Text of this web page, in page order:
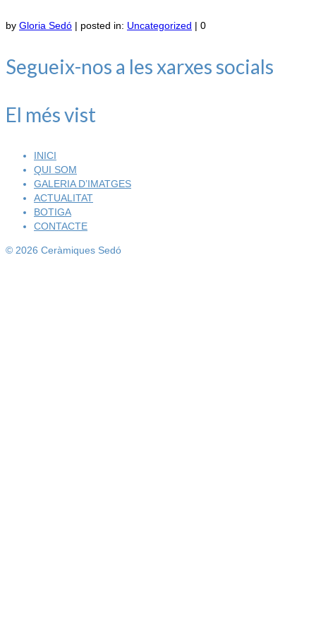
by Gloria Sedó | posted in: Uncategorized | 0
Segueix-nos a les xarxes socials
El més vist
INICI
QUI SOM
GALERIA D’IMATGES
ACTUALITAT
BOTIGA
CONTACTE
© 2026 Ceràmiques Sedó